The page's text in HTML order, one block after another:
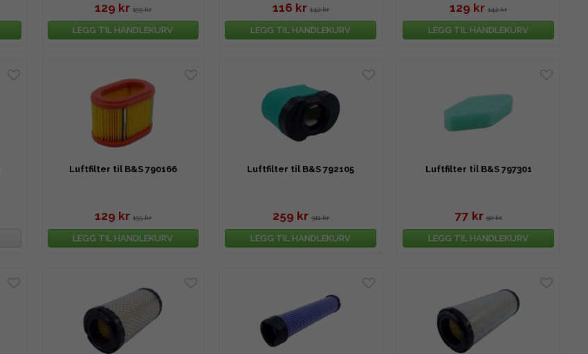
129 kr 155 kr
LEGG TIL HANDLEKURV
116 kr 142 kr
LEGG TIL HANDLEKURV
129 kr 142 kr
LEGG TIL HANDLEKURV
Luftfilter til B&S 790166
129 kr 155 kr
LEGG TIL HANDLEKURV
Luftfilter til B&S 792105
259 kr 311 kr
LEGG TIL HANDLEKURV
Luftfilter til B&S 797301
77 kr 90 kr
LEGG TIL HANDLEKURV